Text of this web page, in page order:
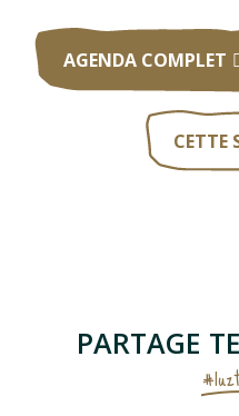
AGENDA COMPLET
CETTE
PARTAGE